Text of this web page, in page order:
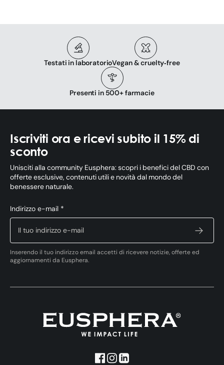
Testati in laboratorioVegan & cruelty‑free
Presenti in 500+ farmacie
Iscriviti ora e ricevi subito il 15% di
sconto
Unisciti alla community Eusphera: scopri i benefici del CBD con
offerte esclusive, contenuti utili e novità dal mondo del
benessere naturale.
Indirizzo e-mail *
Inserendo il tuo indirizzo email accetti di ricevere notizie, offerte ed
aggiornamenti da Eusphera.